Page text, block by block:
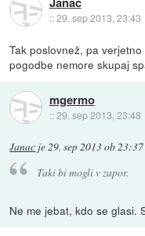
::29. sep 2013, 23:43
Tak poslovnež, pa
pogodbe nemore skupaj
mgermo
::29. sep 2013, 23:48
Janac je29. sep 2013 ob 23:37
Taki bi mogli v zapor.
Ne me jebat, kdo se glasi.